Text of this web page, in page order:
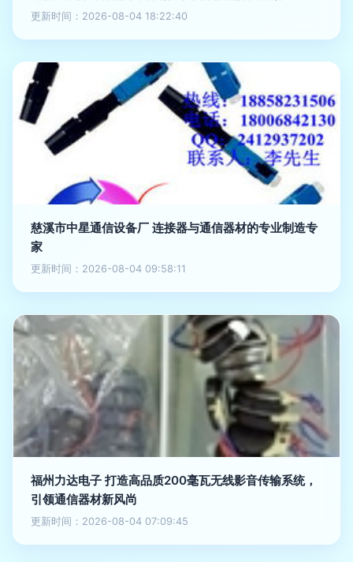
更新时间：2026-08-04 18:22:40
慈溪市中星通信设备厂 连接器与通信器材的专业制造专
家
更新时间：2026-08-04 09:58:11
福州力达电子 打造高品质200毫瓦无线影音传输系统，
引领通信器材新风尚
更新时间：2026-08-04 07:09:45